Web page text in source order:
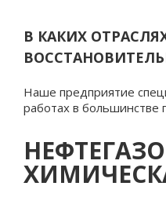
В КАКИХ
Наше предприятие
работах в